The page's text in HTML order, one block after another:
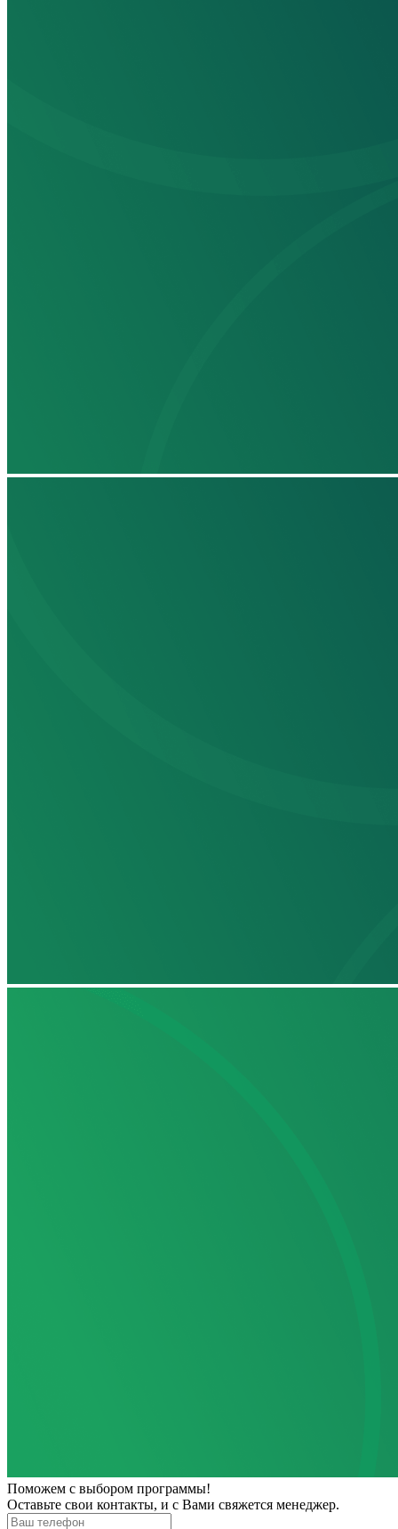
Поможем с выбором программы!
Оставьте свои контакты, и с Вами свяжется менеджер.